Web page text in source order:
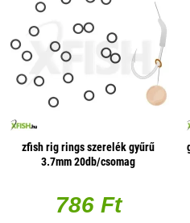
zfish rig rings szerelék gyűrű
3.7mm 20db/csomag
786 Ft